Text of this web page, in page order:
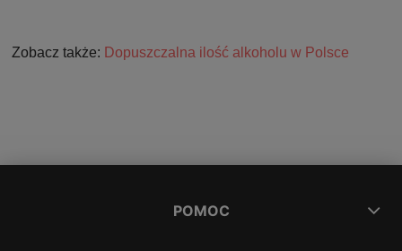
Zobacz także: Dopuszczalna ilość alkoholu w Polsce
POMOC